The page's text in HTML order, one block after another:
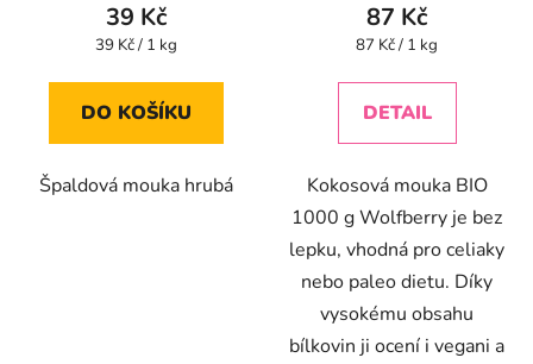
39 Kč
Měrná
39 Kč / 1 kg
DO KOŠÍKU
Špaldová mouka hrubá
87 Kč
Měrná
87 Kč / 1 kg
DETAIL
Kokosová mouka BIO
1000 g Wolfberry je bez
lepku, vhodná pro celiaky
nebo paleo dietu. Díky
vysokému obsahu
bílkovin ji ocení i vegani a